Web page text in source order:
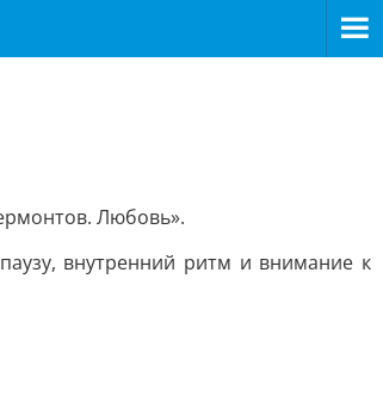
Любовь».
внутренний ритм и внимание к